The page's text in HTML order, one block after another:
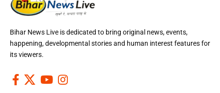
Bihar News Live is dedicated to bring original news, events,
happening, developmental stories and human interest features for
its viewers.